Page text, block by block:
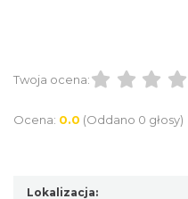
Twoja ocena:
Ocena: 0.0 (Oddano 0 głosy)
Lokalizacja: